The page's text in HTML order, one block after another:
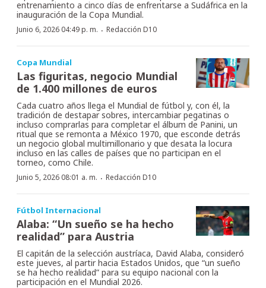
entrenamiento a cinco días de enfrentarse a Sudáfrica en la
inauguración de la Copa Mundial.
Junio 6, 2026 04:49 p. m. · Redacción D10
Copa Mundial
Las figuritas, negocio Mundial
de 1.400 millones de euros
Cada cuatro años llega el Mundial de fútbol y, con él, la
tradición de destapar sobres, intercambiar pegatinas o
incluso comprarlas para completar el álbum de Panini, un
ritual que se remonta a México 1970, que esconde detrás
un negocio global multimillonario y que desata la locura
incluso en las calles de países que no participan en el
torneo, como Chile.
Junio 5, 2026 08:01 a. m. · Redacción D10
Fútbol Internacional
Alaba: “Un sueño se ha hecho
realidad” para Austria
El capitán de la selección austríaca, David Alaba, consideró
este jueves, al partir hacia Estados Unidos, que “un sueño
se ha hecho realidad” para su equipo nacional con la
participación en el Mundial 2026.